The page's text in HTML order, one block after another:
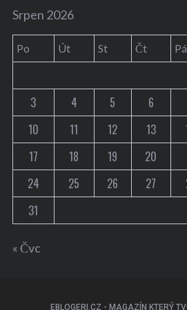
Srpen 2026
Po Út St Čt Pá
3
4 5 6
10
11 12 13
17
18 19 20
24
25 26 27
31
« Čvc
EBLOGERI.CZ - MAGAZÍN KTERÝ